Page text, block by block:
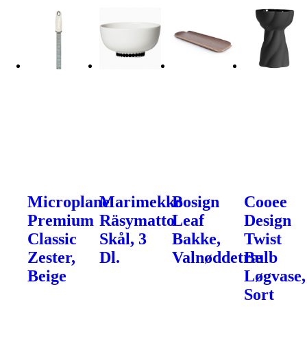
Microplane
Premium
Classic
Zester,
Beige
Marimekko
Räsymatto
Skål, 3
Dl.
Bosign
Leaf
Bakke,
Valnøddetræ
Cooee
Design
Twist
Bulb
Løgvase,
Sort